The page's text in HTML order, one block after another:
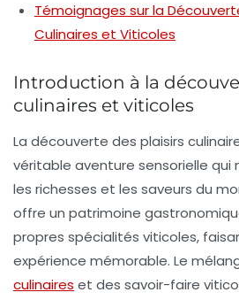
Témoignages sur la
Culinaires et Viticoles
Introduction à la
culinaires et viticoles
La découverte des plaisirs
véritable aventure sensorielle qui
les richesses et les saveurs du
offre un patrimoine
propres spécialités viticoles,
expérience mémorable. Le
culinaires et des savoir-faire